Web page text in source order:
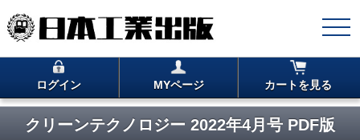
ログイン MYページ カートを見る
クリーンテクノロジー 2022年4月号 PDF版